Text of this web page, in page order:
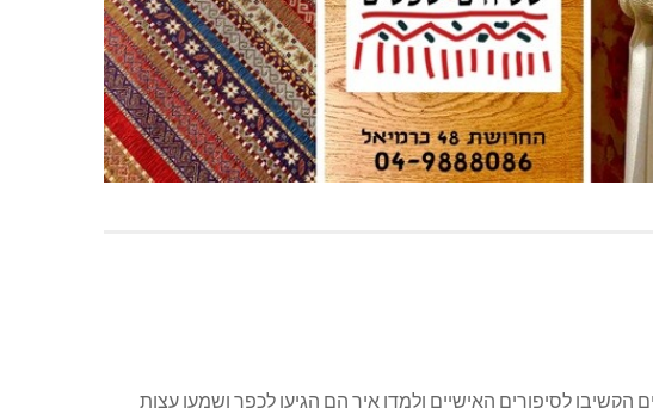
הקשיבו לסיפורים האישיים ולמדו איך הם הגיעו לכפר ושמעו עצות